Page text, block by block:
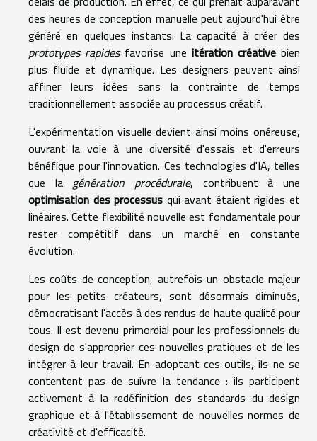
des heures de conception manuelle peut aujourd'hui être
généré en quelques instants. La capacité à créer des
prototypes rapidesfavorise une itération créativebien
plus fluide et dynamique. Les designers peuvent ainsi
affiner leurs idées sans la contrainte de temps
traditionnellement associée au processus créatif.
L'expérimentation visuelle devient ainsi moins onéreuse,
ouvrant la voie à une diversité d'essais et d'erreurs
bénéfique pour l'innovation. Ces technologies d'IA, telles
que lagénération procédurale, contribuent à une
optimisation des processus qui avant étaient rigides et
linéaires. Cette flexibilité nouvelle est fondamentale pour
rester compétitif dans un marché en constante
évolution.
Les coûts de conception, autrefois un obstacle majeur
pour les petits créateurs, sont désormais diminués,
démocratisant l'accès à des rendus de haute qualité pour
tous. Il est devenu primordial pour les professionnels du
design de s'approprier ces nouvelles pratiques et de les
intégrer à leur travail. En adoptant ces outils, ils ne se
contentent pas de suivre la tendance : ils participent
activement à la redéfinition des standards du design
graphique et à l'établissement de nouvelles normes de
créativité et d'efficacité.